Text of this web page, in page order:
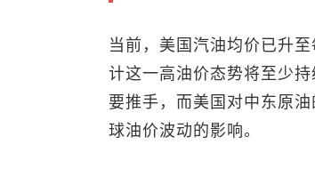
当前，美国汽油均价已升
计这一高油价态势将至少
要推手，而美国对中东原
球油价波动的影响。